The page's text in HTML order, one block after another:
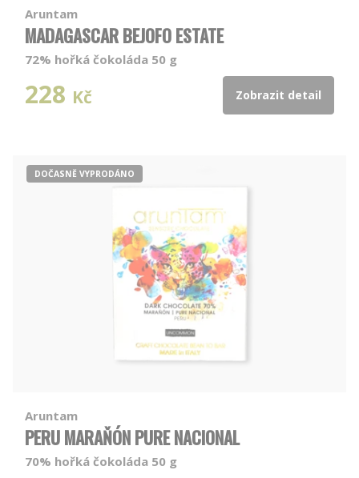
Aruntam
MADAGASCAR BEJOFO ESTATE
72% hořká čokoláda 50 g
228 Kč Zobrazit detail
DOČASNĚ VYPRODÁNO
Aruntam
PERU MARAŇÓN PURE NACIONAL
70% hořká čokoláda 50 g